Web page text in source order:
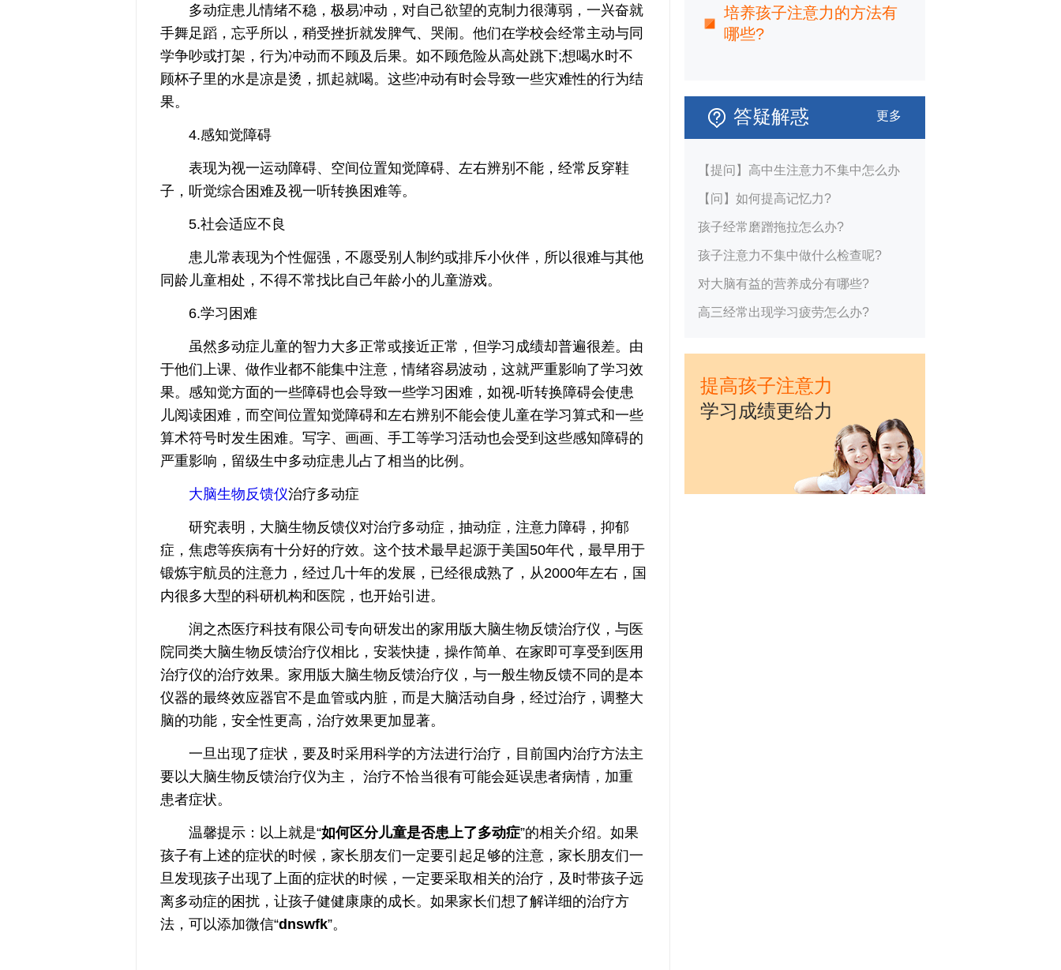
多动症患儿情绪不稳，极易冲动，对自己欲望的克制力很薄弱，一兴奋就
手舞足蹈，忘乎所以，稍受挫折就发脾气、哭闹。他们在学校会经常主动与同
学争吵或打架，行为冲动而不顾及后果。如不顾危险从高处跳下;想喝水时不
顾杯子里的水是凉是烫，抓起就喝。这些冲动有时会导致一些灾难性的行为结
果。
4.感知觉障碍
表现为视一运动障碍、空间位置知觉障碍、左右辨别不能，经常反穿鞋
子，听觉综合困难及视一听转换困难等。
5.社会适应不良
患儿常表现为个性倔强，不愿受别人制约或排斥小伙伴，所以很难与其他
同龄儿童相处，不得不常找比自己年龄小的儿童游戏。
6.学习困难
虽然多动症儿童的智力大多正常或接近正常，但学习成绩却普遍很差。由
于他们上课、做作业都不能集中注意，情绪容易波动，这就严重影响了学习效
果。感知觉方面的一些障碍也会导致一些学习困难，如视-听转换障碍会使患
儿阅读困难，而空间位置知觉障碍和左右辨别不能会使儿童在学习算式和一些
算术符号时发生困难。写字、画画、手工等学习活动也会受到这些感知障碍的
严重影响，留级生中多动症患儿占了相当的比例。
大脑生物反馈仪治疗多动症
研究表明，大脑生物反馈仪对治疗多动症，抽动症，注意力障碍，抑郁
症，焦虑等疾病有十分好的疗效。这个技术最早起源于美国50年代，最早用于
锻炼宇航员的注意力，经过几十年的发展，已经很成熟了，从2000年左右，国
内很多大型的科研机构和医院，也开始引进。
润之杰医疗科技有限公司专向研发出的家用版大脑生物反馈治疗仪，与医
院同类大脑生物反馈治疗仪相比，安装快捷，操作简单、在家即可享受到医用
治疗仪的治疗效果。家用版大脑生物反馈治疗仪，与一般生物反馈不同的是本
仪器的最终效应器官不是血管或内脏，而是大脑活动自身，经过治疗，调整大
脑的功能，安全性更高，治疗效果更加显著。
一旦出现了症状，要及时采用科学的方法进行治疗，目前国内治疗方法主
要以大脑生物反馈治疗仪为主， 治疗不恰当很有可能会延误患者病情，加重
患者症状。
温馨提示：以上就是“如何区分儿童是否患上了多动症”的相关介绍。如果
孩子有上述的症状的时候，家长朋友们一定要引起足够的注意，家长朋友们一
旦发现孩子出现了上面的症状的时候，一定要采取相关的治疗，及时带孩子远
离多动症的困扰，让孩子健健康康的成长。如果家长们想了解详细的治疗方
法，可以添加微信“dnswfk”。
培养孩子注意力的方法有
哪些?
答疑解惑 更多
【提问】高中生注意力不集中怎么办
【问】如何提高记忆力?
孩子经常磨蹭拖拉怎么办?
孩子注意力不集中做什么检查呢?
对大脑有益的营养成分有哪些?
高三经常出现学习疲劳怎么办?
提高孩子注意力
学习成绩更给力